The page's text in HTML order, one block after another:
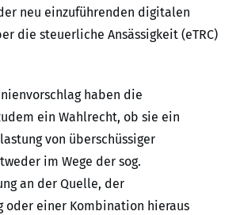
neu einzuführenden digitalen
die steuerliche Ansässigkeit (eTRC)
haben die
ein Wahlrecht, ob sie ein
von überschüssiger
im Wege der sog.
an der Quelle, der
oder einer Kombination hieraus